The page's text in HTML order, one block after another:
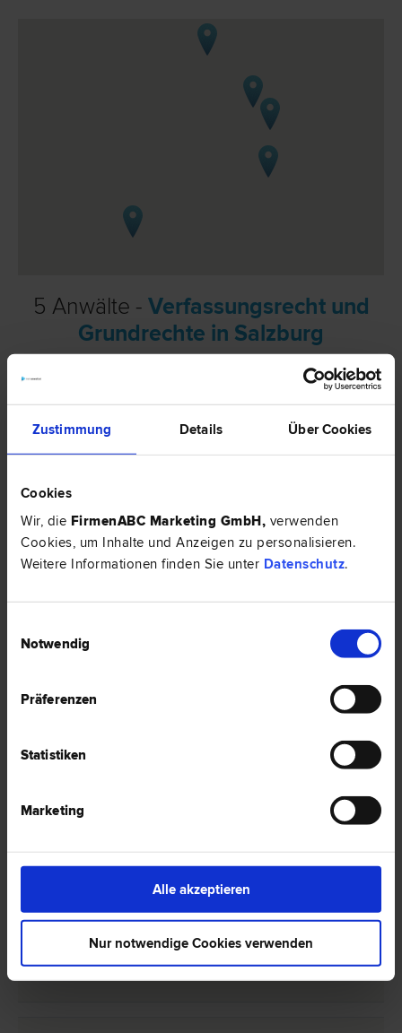
Zustimmung Details Über Cookies
Cookies
Wir, die FirmenABC Marketing GmbH, verwenden
Cookies, um Inhalte und Anzeigen zu personalisieren.
Weitere Informationen finden Sie unter Datenschutz.
Notwendig
Präferenzen
Statistiken
Marketing
Alle akzeptieren
Nur notwendige Cookies verwenden
5 Anwälte - Verfassungsrecht und
Grundrechte in Salzburg
Dr. Gernot Franz HERZOG
Arbeits­recht | Liegenschafts- und Immobilien­recht | Miet­recht |
Verfassungs­recht und Grund­rechte | Verwaltungs­recht
Moosstraße 58c
0 Bewertungen
Verfassungs­recht und Grund­rechte | Vergabe­recht | Wirtschafts­
Imbergstraße 17
0 Bewertungen